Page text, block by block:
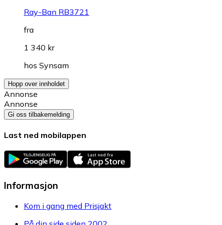
Ray-Ban RB3721
fra
1 340 kr
hos Synsam
Hopp over innholdet
Annonse
Annonse
Gi oss tilbakemelding
Last ned mobilappen
Informasjon
Kom i gang med Prisjakt